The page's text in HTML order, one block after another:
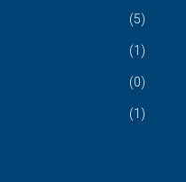
(5)
(1)
(0)
(1)